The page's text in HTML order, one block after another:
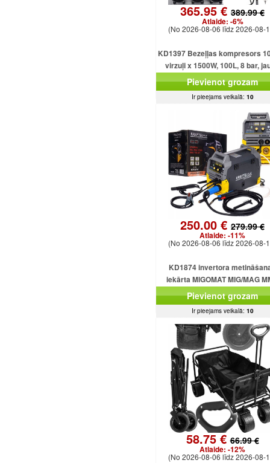
365.95 € 389.99 €
Atlaide: -6%
(No 2026-08-06 līdz 2026-08-
KD1397 Bezeļļas kompresors
virzuļi x 1500W, 100L, 8 bar,
jaudīgs modelis
Pievienot grozam
Ir pieejams veikalā: 10
250.00 € 279.99 €
Atlaide: -11%
(No 2026-08-06 līdz 2026-08-
KD1874 invertora
iekārta MIGOMAT MIG/MAG
FCAW Flux TIG Lift 250A
Pievienot grozam
Ir pieejams veikalā: 10
58.75 €66.99 €
Atlaide: -12%
(No 2026-08-06 līdz 2026-08-